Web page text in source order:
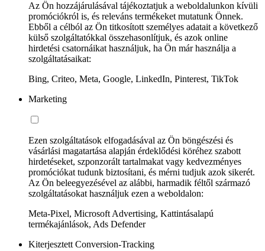
Az Ön hozzájárulásával tájékoztatjuk a weboldalunkon kívüli
promóciókról is, és releváns termékeket mutatunk Önnek.
Ebből a célból az Ön titkosított személyes adatait a következő
külső szolgáltatókkal összehasonlítjuk, és azok online
hirdetési csatornáikat használjuk, ha Ön már használja a
szolgáltatásaikat:
Bing, Criteo, Meta, Google, LinkedIn, Pinterest, TikTok
Marketing
Ezen szolgáltatások elfogadásával az Ön böngészési és
vásárlási magatartása alapján érdeklődési köréhez szabott
hirdetéseket, szponzorált tartalmakat vagy kedvezményes
promóciókat tudunk biztosítani, és mérni tudjuk azok sikerét.
Az Ön beleegyezésével az alábbi, harmadik féltől származó
szolgáltatásokat használjuk ezen a weboldalon:
Meta-Pixel, Microsoft Advertising, Kattintásalapú
termékajánlások, Ads Defender
Kiterjesztett Conversion-Tracking